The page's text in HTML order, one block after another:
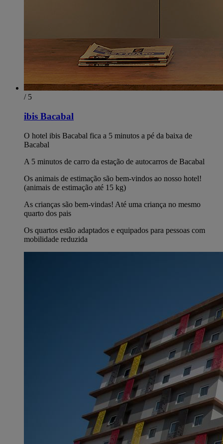
/ 5
ibis Bacabal
O hotel ibis Bacabal fica a 5 minutos a pé da baixa de
Bacabal
A 5 minutos de carro da estação de autocarros de Bacabal
Os animais de estimação são bem-vindos ao nosso hotel!
(animais de estimação até 15 kg)
As crianças são bem-vindas! Até uma criança no mesmo
quarto dos pais
Os quartos estão adaptados e equipados para pessoas com
mobilidade reduzida